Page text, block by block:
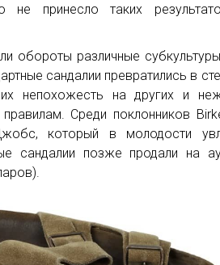
не принесло таких
обороты различные
сандалии превратились в
непохожесть на других и
Среди поклонников
который в молодости
сандалии позже продали на